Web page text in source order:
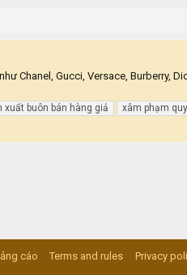
Chanel, Gucci, Versace, Burberry,
xuất buôn bán hàng giả xâm phạm
cáo Terms and rules Privacy